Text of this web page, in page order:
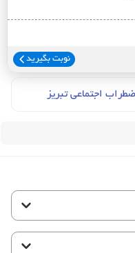
نوبت بگیرید
اجتماعی تبریز